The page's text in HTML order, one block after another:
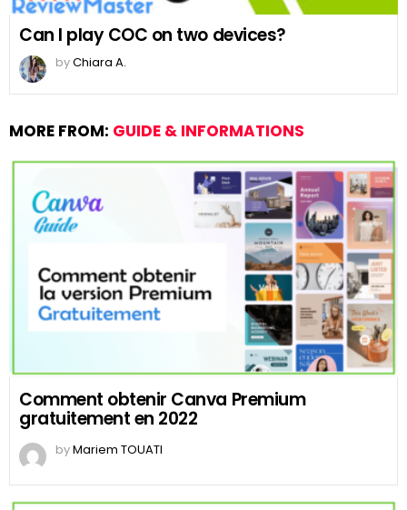
Can I play COC on two devices?
byChiara A.
MORE FROM: GUIDE & INFORMATIONS
Comment obtenir Canva Premium
gratuitement en 2022
byMariem TOUATI